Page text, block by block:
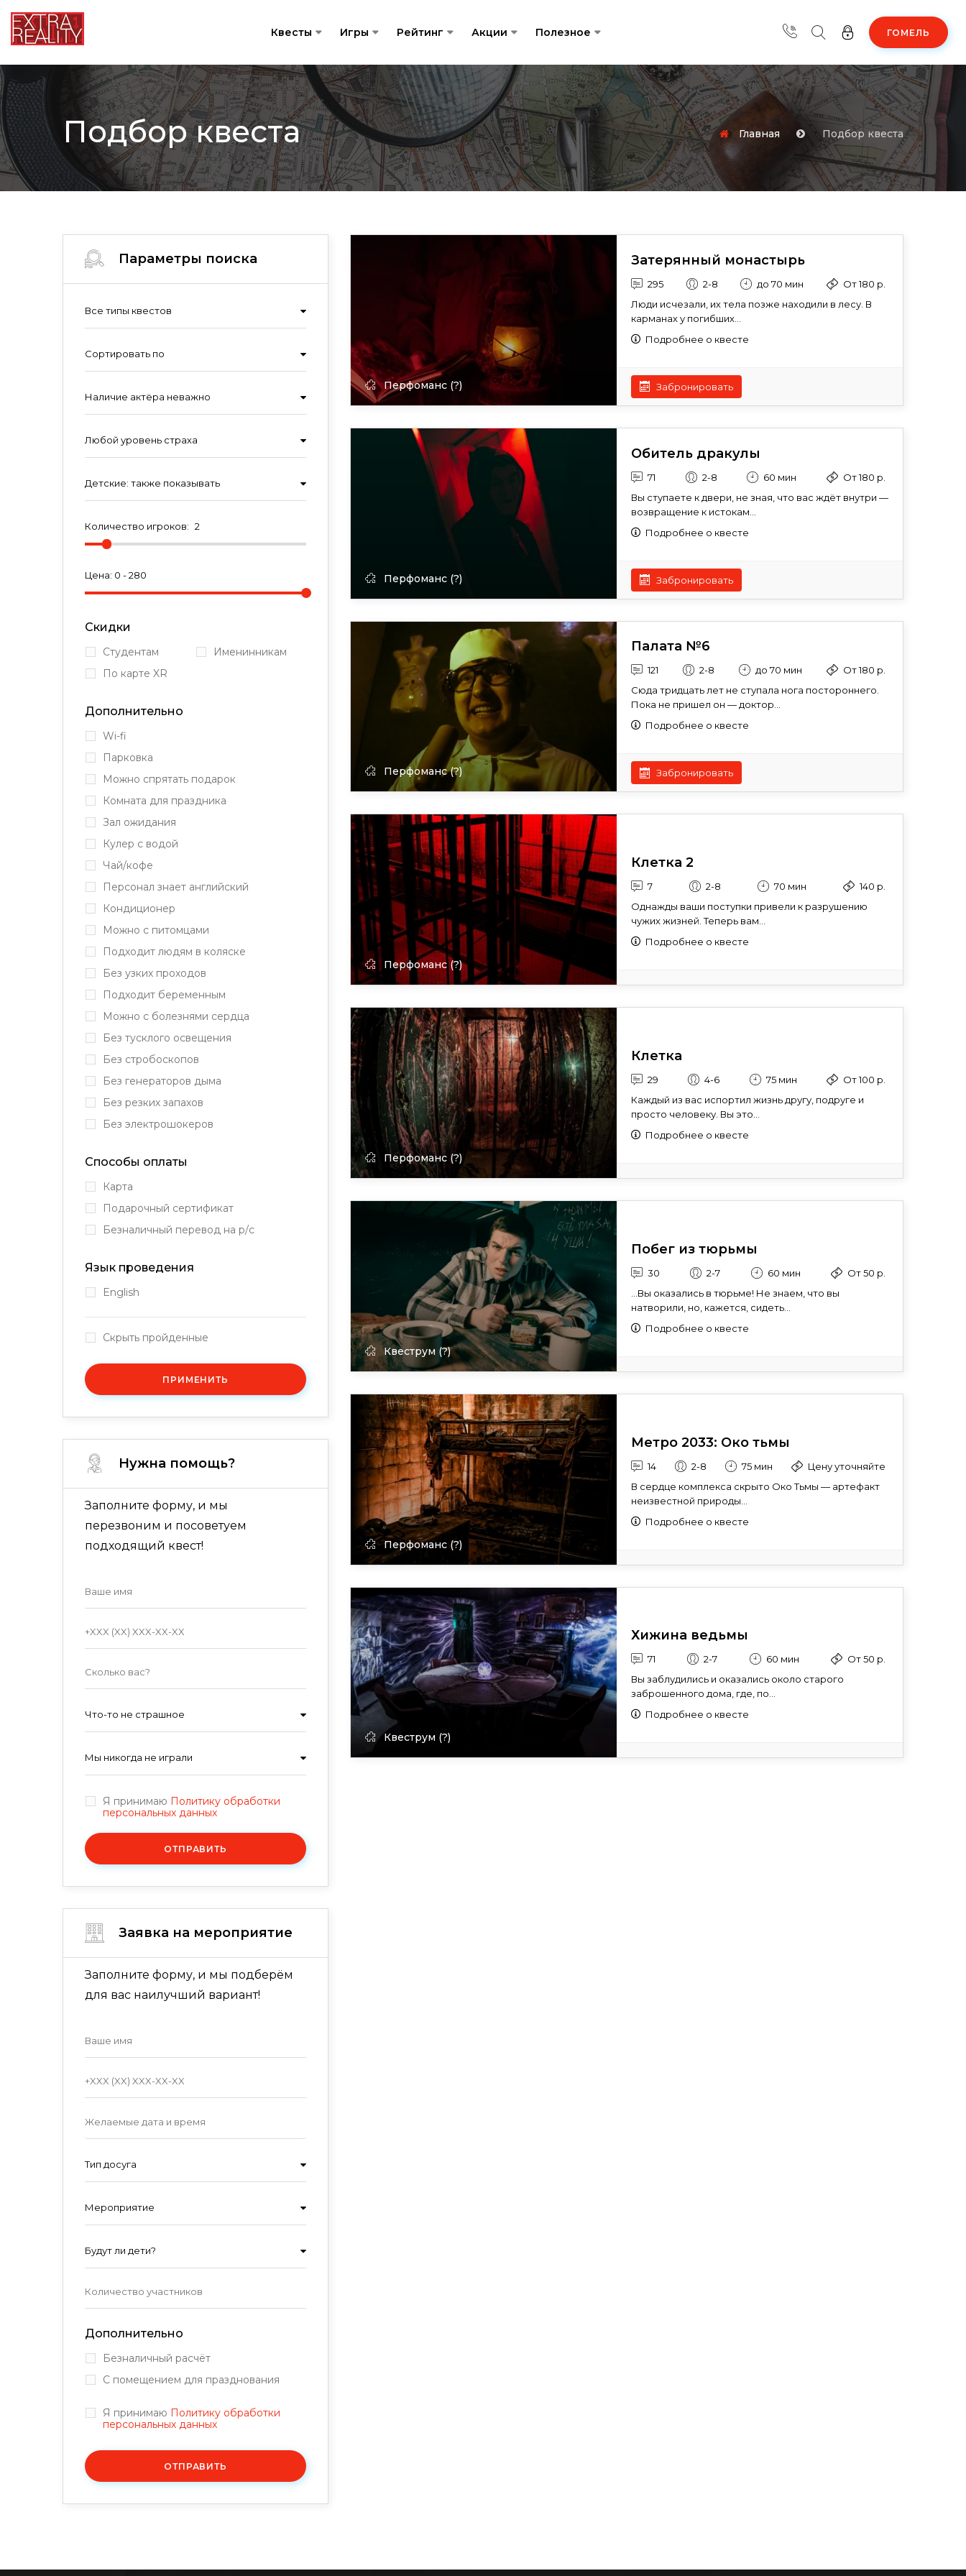
Квесты Игры Рейтинг Акции Полезное ГОМЕЛЬ
Подбор квеста Главная Подбор квеста
Параметры поиска
Все типы квестов
Сортировать по
Наличие актёра неважно
Любой уровень страха
Детские: также показывать
Количество игроков: 2
Цена: 0 -280
Скидки
Студентам
Именинникам
По карте XR
Дополнительно
Wi-fi
Парковка
Можно спрятать подарок
Комната для праздника
Зал ожидания
Кулер с водой
Чай/кофе
Персонал знает английский
Кондиционер
Можно с питомцами
Подходит людям в коляске
Без узких проходов
Подходит беременным
Можно с болезнями сердца
Без тусклого освещения
Без стробоскопов
Без генераторов дыма
Без резких запахов
Без электрошокеров
Способы оплаты
Карта
Подарочный сертификат
Безналичный перевод на р/с
Язык проведения
English
Скрыть пройденные
ПРИМЕНИТЬ
Нужна помощь?
Заполните форму, и мы
перезвоним и посоветуем
подходящий квест!
Что-то не страшное
Мы никогда не играли
Я принимаю Политику обработки
персональных данных
ОТПРАВИТЬ
Заявка на мероприятие
Заполните форму, и мы подберём
для вас наилучший вариант!
Тип досуга
Мероприятие
Будут ли дети?
Дополнительно
Безналичный расчёт
С помещением для празднования
Я принимаю Политику обработки
персональных данных
ОТПРАВИТЬ
Перфоманс (?)
Затерянный монастырь
295 2-8 до 70 мин
От 180 р.
Люди исчезали, их тела позже находили в лесу. В
карманах у погибших...
Подробнее о квесте
Забронировать
Перфоманс (?)
Обитель дракулы
71 2-8 60 мин
От 180 р.
Вы ступаете к двери, не зная, что вас ждёт внутри —
возвращение к истокам...
Подробнее о квесте
Забронировать
Перфоманс (?)
Палата №6
121 2-8 до 70 мин
От 180 р.
Сюда тридцать лет не ступала нога постороннего.
Пока не пришел он — доктор...
Подробнее о квесте
Забронировать
Перфоманс (?)
Клетка 2
7 2-8 70 мин
140 р.
Однажды ваши поступки привели к разрушению
чужих жизней. Теперь вам...
Подробнее о квесте
Перфоманс (?)
Клетка
29 4-6 75 мин
От 100 р.
Каждый из вас испортил жизнь другу, подруге и
просто человеку. Вы это...
Подробнее о квесте
Квеструм (?)
Побег из тюрьмы
30 2-7 60 мин
От 50 р.
...Вы оказались в тюрьме! Не знаем, что вы
натворили, но, кажется, сидеть...
Подробнее о квесте
Перфоманс (?)
Метро 2033: Око тьмы
14 2-8 75 мин
Цену уточняйте
В сердце комплекса скрыто Око Тьмы — артефакт
неизвестной природы...
Подробнее о квесте
Квеструм (?)
Хижина ведьмы
71 2-7 60 мин
От 50 р.
Вы заблудились и оказались около старого
заброшенного дома, где, по...
Подробнее о квесте